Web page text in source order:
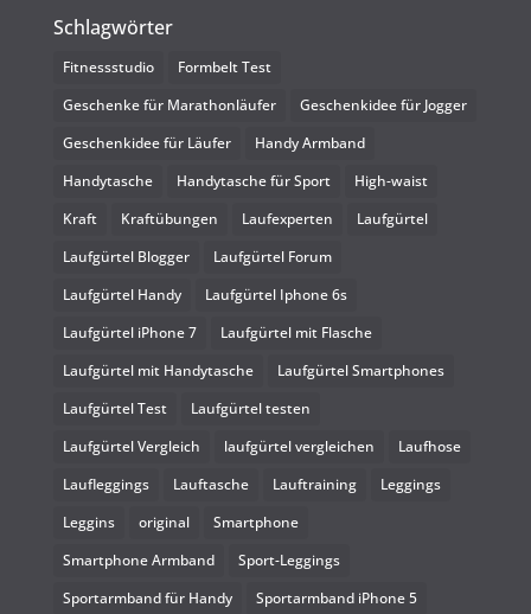
Schlagwörter
Fitnessstudio
Formbelt Test
Geschenke für Marathonläufer
Geschenkidee für Jogger
Geschenkidee für Läufer
Handy Armband
Handytasche
Handytasche für Sport
High-waist
Kraft
Kraftübungen Laufexperten
Laufgürtel
Laufgürtel Blogger
Laufgürtel Forum
Laufgürtel Handy
Laufgürtel Iphone 6s
Laufgürtel iPhone 7
Laufgürtel mit Flasche
Laufgürtel mit Handytasche
Laufgürtel Smartphones
Laufgürtel Test
Laufgürtel testen
Laufgürtel Vergleich
laufgürtel vergleichen
Laufhose
Laufleggings
Lauftasche Lauftraining
Leggings
Leggins
original
Smartphone
Smartphone Armband
Sport-Leggings
Sportarmband für Handy
Sportarmband iPhone 5